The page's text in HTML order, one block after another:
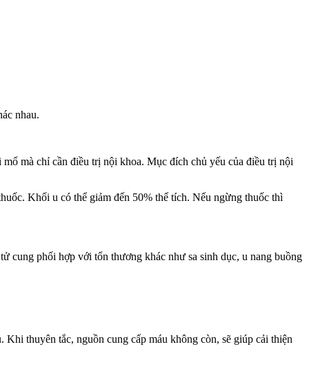
nhau.
mà chỉ cần điều trị nội khoa. Mục đích chủ yếu của điều trị nội
Khối u có thể giảm đến 50% thể tích. Nếu ngừng thuốc thì
cung phối hợp với tổn thương khác như sa sinh dục, u nang buồng
Khi thuyên tắc, nguồn cung cấp máu không còn, sẽ giúp cải thiện